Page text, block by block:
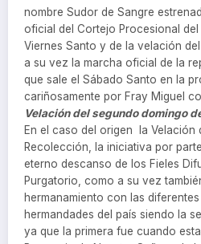
nombre Sudor de Sangre
oficial del Cortejo Procesional
Viernes Santo y de la velación
a su vez la marcha oficial de la
que sale el Sábado Santo en la
cariñosamente por Fray Miguel
Velación del segundo domingo
En el caso del origen la Velación
Recolección, la iniciativa por
eterno descanso de los Fieles
Purgatorio, como a su vez
hermanamiento con las
hermandades del país siendo la
ya que la primera fue cuando